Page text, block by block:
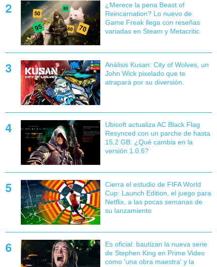
¿Merece la pena Beast of
Reincarnation? Lo nuevo de
Game Freak llega con reseñas
variadas en Steam y Metacritic
Análisis Kusan: City of Wolves, un
John Wick pixelado que te
atrapará por su diversión.
Ubisoft actualiza AC Black Flag
Resynced con un parche de hasta
15,2 GB: ¿Qué cambia en la
versión 1.0.6?
Cierra el estudio de FIFA World
Cup: Launch Edition, el juego para
Netflix, a las pocas semanas de
su lanzamiento
Es oficial: bautizan la nueva serie
de Stephen King en Prime Video
como 'una obra maestra' y la